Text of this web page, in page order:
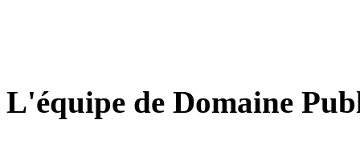
L'équipe de Domaine